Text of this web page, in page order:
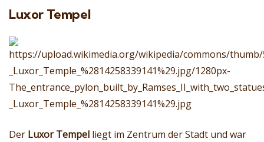
Luxor Tempel
Der Luxor Tempel liegt im Zentrum der Stadt und war